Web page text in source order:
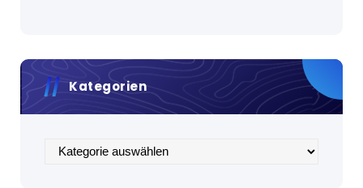
Kategorien
Kategorien